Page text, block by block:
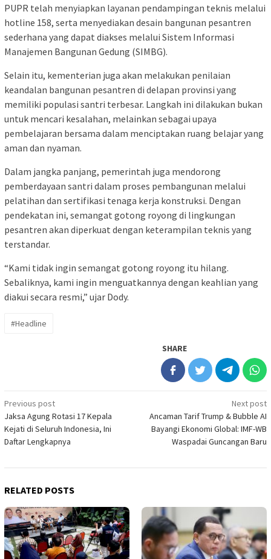
PUPR telah menyiapkan layanan pendampingan teknis melalui
hotline 158, serta menyediakan desain bangunan pesantren
sederhana yang dapat diakses melalui Sistem Informasi
Manajemen Bangunan Gedung (SIMBG).
Selain itu, kementerian juga akan melakukan penilaian
keandalan bangunan pesantren di delapan provinsi yang
memiliki populasi santri terbesar. Langkah ini dilakukan bukan
untuk mencari kesalahan, melainkan sebagai upaya
pembelajaran bersama dalam menciptakan ruang belajar yang
aman dan nyaman.
Dalam jangka panjang, pemerintah juga mendorong
pemberdayaan santri dalam proses pembangunan melalui
pelatihan dan sertifikasi tenaga kerja konstruksi. Dengan
pendekatan ini, semangat gotong royong di lingkungan
pesantren akan diperkuat dengan keterampilan teknis yang
terstandar.
“Kami tidak ingin semangat gotong royong itu hilang.
Sebaliknya, kami ingin menguatkannya dengan keahlian yang
diakui secara resmi,” ujar Dody.
#Headline
SHARE
Post
navigation
Previous post
Jaksa Agung Rotasi 17 Kepala
Kejati di Seluruh Indonesia, Ini
Daftar Lengkapnya
Next post
Ancaman Tarif Trump & Bubble AI
Bayangi Ekonomi Global: IMF-WB
Waspadai Guncangan Baru
RELATED POSTS